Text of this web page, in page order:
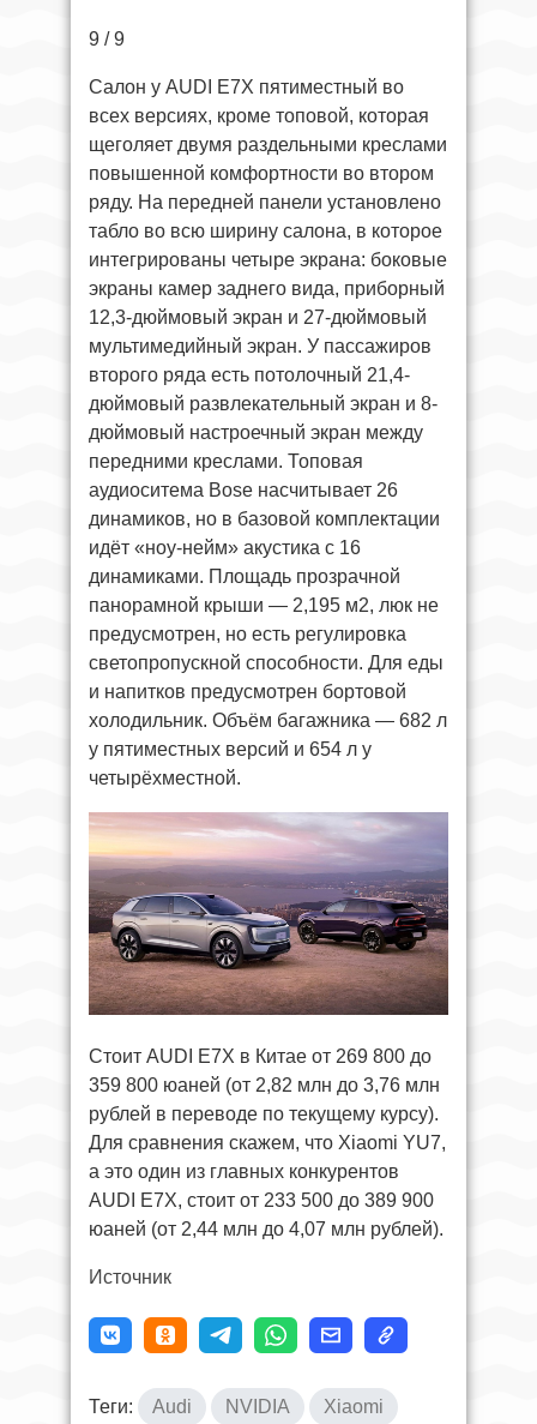
9 / 9
Салон у AUDI E7X пятиместный во
всех версиях, кроме топовой, которая
щеголяет двумя раздельными креслами
повышенной комфортности во втором
ряду. На передней панели установлено
табло во всю ширину салона, в которое
интегрированы четыре экрана: боковые
экраны камер заднего вида, приборный
12,3-дюймовый экран и 27-дюймовый
мультимедийный экран. У пассажиров
второго ряда есть потолочный 21,4-
дюймовый развлекательный экран и 8-
дюймовый настроечный экран между
передними креслами. Топовая
аудиоситема Bose насчитывает 26
динамиков, но в базовой комплектации
идёт «ноу-нейм» акустика с 16
динамиками. Площадь прозрачной
панорамной крыши — 2,195 м2, люк не
предусмотрен, но есть регулировка
светопропускной способности. Для еды
и напитков предусмотрен бортовой
холодильник. Объём багажника — 682 л
у пятиместных версий и 654 л у
четырёхместной.
Стоит AUDI E7X в Китае от 269 800 до
359 800 юаней (от 2,82 млн до 3,76 млн
рублей в переводе по текущему курсу).
Для сравнения скажем, что Xiaomi YU7,
а это один из главных конкурентов
AUDI E7X, стоит от 233 500 до 389 900
юаней (от 2,44 млн до 4,07 млн рублей).
Источник
Теги: Audi NVIDIA Xiaomi